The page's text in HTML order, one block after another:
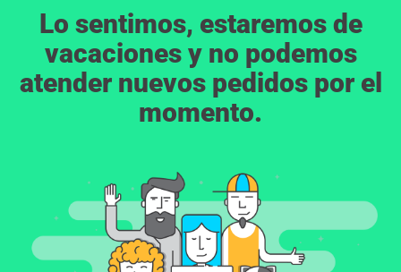
Lo sentimos, estaremos de
vacaciones y no podemos
atender nuevos pedidos por el
momento.